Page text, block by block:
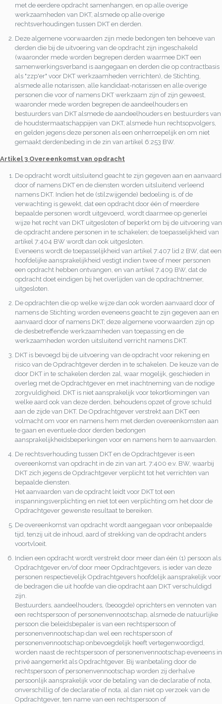
met de eerdere opdracht samenhangen, en op alle overige
werkzaamheden van DKT, alsmede op alle overige
rechtsverhoudingen tussen DKT en derden.
Deze algemene voorwaarden zijn mede bedongen ten behoeve van
derden die bij de uitvoering van de opdracht zijn ingeschakeld
(waaronder mede worden begrepen derden waarmee DKT een
samenwerkingsverband is aangegaan en derden die op contractbasis
als "zzp'er" voor DKT werkzaamheden verrichten), de Stichting,
alsmede alle notarissen, alle kandidaat-notarissen en alle overige
personen die voor of namens DKT werkzaam zijn of zijn geweest,
waaronder mede worden begrepen de aandeelhouders en
bestuurders van DKT alsmede de aandeelhouders en bestuurders van
de houdstermaatschappijen van DKT, alsmede hun rechtsopvolgers,
en gelden jegens deze personen als een onherroepelijk en om niet
gemaakt derdenbeding in de zin van artikel 6:253 BW.
Artikel 3 Overeenkomst van opdracht
De opdracht wordt uitsluitend geacht te zijn gegeven aan en aanvaard
door of namens DKT en de diensten worden uitsluitend verleend
namens DKT. Indien het de (stilzwijgende) bedoeling is, of de
verwachting is gewekt, dat een opdracht door één of meerdere
bepaalde personen wordt uitgevoerd, wordt daarmee op generlei
wijze het recht van DKT uitgesloten of beperkt om bij de uitvoering van
de opdracht andere personen in te schakelen; de toepasselijkheid van
artikel 7:404 BW wordt dan ook uitgesloten.
Eveneens wordt de toepasselijkheid van artikel 7:407 lid 2 BW, dat een
hoofdelijke aansprakelijkheid vestigt indien twee of meer personen
een opdracht hebben ontvangen, en van artikel 7:409 BW, dat de
opdracht doet eindigen bij het overlijden van de opdrachtnemer,
uitgesloten.
De opdrachten die op welke wijze dan ook worden aanvaard door of
namens de Stichting worden eveneens geacht te zijn gegeven aan en
aanvaard door of namens DKT; deze algemene voorwaarden zijn op
de desbetreffende werkzaamheden van toepassing en de
werkzaamheden worden uitsluitend verricht namens DKT.
DKT is bevoegd bij de uitvoering van de opdracht voor rekening en
risico van de Opdrachtgever derden in te schakelen. De keuze van de
door DKT in te schakelen derden zal, waar mogelijk, geschieden in
overleg met de Opdrachtgever en met inachtneming van de nodige
zorgvuldigheid. DKT is niet aansprakelijk voor tekortkomingen van
welke aard ook van deze derden, behoudens opzet of grove schuld
aan de zijde van DKT. De Opdrachtgever verstrekt aan DKT een
volmacht om voor en namens hem met derden overeenkomsten aan
te gaan en eventuele door derden bedongen
aansprakelijkheidsbeperkingen voor en namens hem te aanvaarden.
De rechtsverhouding tussen DKT en de Opdrachtgever is een
overeenkomst van opdracht in de zin van art. 7:400 e.v. BW, waarbij
DKT zich jegens de Opdrachtgever verplicht tot het verrichten van
bepaalde diensten.
Het aanvaarden van de opdracht leidt voor DKT tot een
inspanningsverplichting en niet tot een verplichting om het door de
Opdrachtgever gewenste resultaat te bereiken.
De overeenkomst van opdracht wordt aangegaan voor onbepaalde
tijd, tenzij uit de inhoud, aard of strekking van de opdracht anders
voortvloeit.
Indien een opdracht wordt verstrekt door meer dan één (1) persoon als
Opdrachtgever en/of door meer Opdrachtgevers, is ieder van deze
personen respectievelijk Opdrachtgevers hoofdelijk aansprakelijk voor
de bedragen die uit hoofde van die opdracht aan DKT verschuldigd
zijn.
Bestuurders, aandeelhouders, (beoogde) oprichters en vennoten van
een rechtspersoon of personenvennootschap, alsmede de natuurlijke
persoon die beleidsbepaler is van een rechtspersoon of
personenvennootschap dan wel een rechtspersoon of
personenvennootschap onbevoegdelijk heeft vertegenwoordigd,
worden naast de rechtspersoon of personenvennootschap eveneens in
privé aangemerkt als Opdrachtgever. Bij wanbetaling door de
rechtspersoon of personenvennootschap worden zij derhalve
persoonlijk aansprakelijk voor de betaling van de declaratie of nota,
onverschillig of de declaratie of nota, al dan niet op verzoek van de
Opdrachtgever, ten name van een rechtspersoon of